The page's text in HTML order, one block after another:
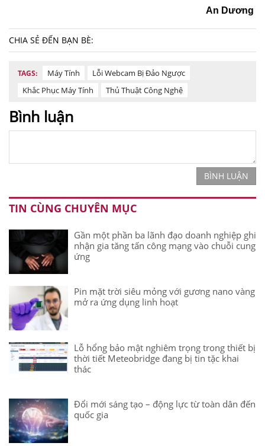
An Dương
CHIA SẺ ĐẾN BẠN BÈ:
TAGS: Máy Tính
Lỗi Webcam Bị Đảo Ngược
Khắc Phục Máy Tính
Thủ Thuật Công Nghệ
Bình luận
BÌNH LUẬN
TIN CÙNG CHUYÊN MỤC
Gần một phần ba lãnh đạo doanh nghiệp ghi
nhận gia tăng tấn công mạng vào chuỗi cung
ứng
Pin mặt trời siêu mỏng với gương nano vàng
mở ra ứng dụng linh hoạt
Lỗ hổng bảo mật nghiêm trọng trong thiết bị
thời tiết Meteobridge đang bị tin tặc khai
thác
Đổi mới sáng tạo – động lực từ toàn dân đến
quốc gia